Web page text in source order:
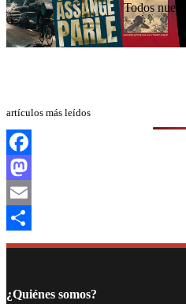
Todos
artículos más leídos
Facebook
Mastodon
Email
Compartir
¿Quiénes somos?